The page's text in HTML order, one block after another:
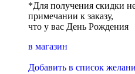
*Для получения скидки
примечании к заказу,
что у вас День Рождения
в магазин
Добавить в список